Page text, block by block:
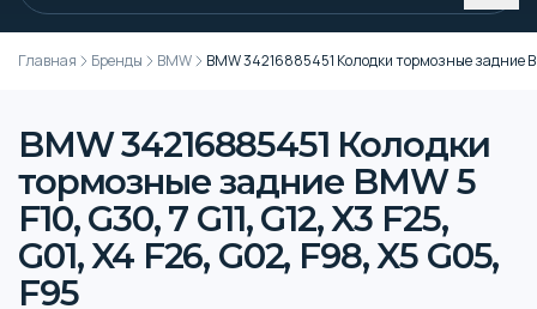
Главная Бренды BMW BMW 34216885451 Колодки тормозные задние
BMW 34216885451 Колодки
тормозные задние BMW 5
F10, G30, 7 G11, G12, X3 F25,
G01, X4 F26, G02, F98, X5 G05,
F95